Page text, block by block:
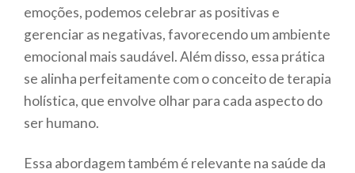
emoções, podemos celebrar as positivas e
gerenciar as negativas, favorecendo um ambiente
emocional mais saudável. Além disso, essa prática
se alinha perfeitamente com o conceito de terapia
holística, que envolve olhar para cada aspecto do
ser humano.
Essa abordagem também é relevante na saúde da